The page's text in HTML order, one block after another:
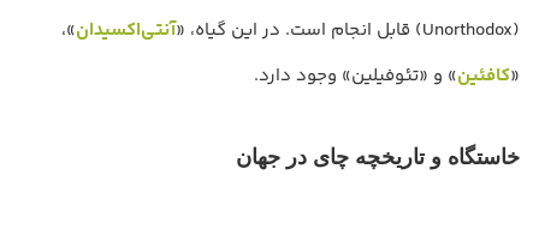
(Unorthodox) قابل انجام است. در این گیاه، «
آنتی‌اکسیدان»،
«کافئین» و «تئوفیلین» وجود دارد.
خاستگاه و تاریخچه چای در جهان